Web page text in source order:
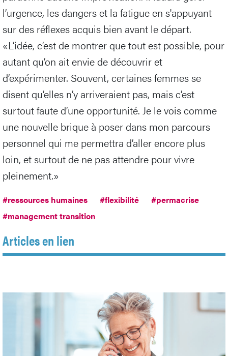
l’urgence, les dangers et la fatigue en s'appuyant
sur des réflexes acquis bien avant le départ.
«L’idée, c’est de montrer que tout est possible, pour
autant qu’on ait envie de découvrir et
d’expérimenter. Souvent, certaines femmes se
disent qu’elles n’y arriveraient pas, mais c’est
surtout faute d’une opportunité. Je le vois comme
une nouvelle brique à poser dans mon parcours
personnel qui me permettra d’aller encore plus
loin, et surtout de ne pas attendre pour vivre
pleinement.»
#ressources humaines #flexibilité
#permacrise
#management transition
Articles en lien